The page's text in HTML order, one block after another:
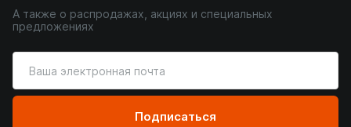
А также о распродажах, акциях и специальных
предложениях
ваш
адрес
Подписаться